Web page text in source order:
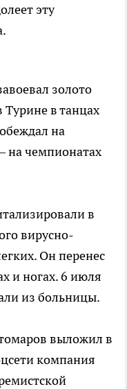
эту
золото
в танцах
на
на чемпионатах
в
вирусно-
Он перенес
и ногах. 6 июля
из больницы.
выложил в
компания